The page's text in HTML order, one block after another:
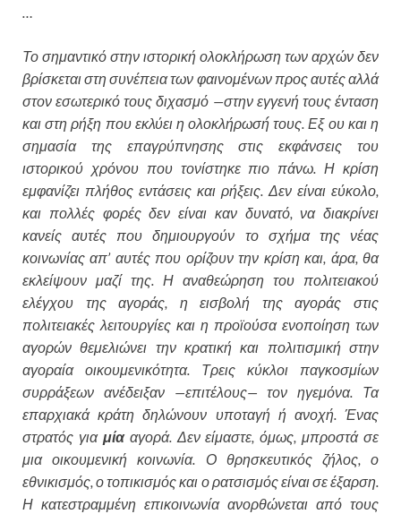
…
Το σημαντικό στην ιστορική ολοκλήρωση των αρχών δεν
βρίσκεται στη συνέπεια των φαινομένων προς αυτές αλλά
στον εσωτερικό τους διχασμό —στην εγγενή τους ένταση
και στη ρήξη που εκλύει η ολοκλήρωσή́ τους. Εξ ου και η
σημασία της επαγρύπνησης στις εκφάνσεις του
ιστορικού χρόνου που τονίστηκε πιο πάνω. Η κρίση
εμφανίζει πλήθος εντάσεις και ρήξεις. Δεν είναι εύκολο,
και πολλές φορές δεν είναι καν δυνατό, να διακρίνει
κανείς αυτές που δημιουργούν το σχήμα της νέας
κοινωνίας απ’ αυτές που ορίζουν την κρίση και, άρα, θα
εκλείψουν μαζί της. Η αναθεώρηση του πολιτειακού
ελέγχου της αγοράς, η εισβολή της αγοράς στις
πολιτειακές λειτουργίες και η προϊούσα ενοποίηση των
αγορών θεμελιώνει την κρατική και πολιτισμική στην
αγοραία οικουμενικότητα. Τρεις κύκλοι παγκοσμίων
συρράξεων ανέδειξαν —επιτέλους— τον ηγεμόνα. Τα
επαρχιακά κράτη δηλώνουν υποταγή ή ανοχή. Ένας
στρατός για μίααγορά. Δεν είμαστε, όμως, μπροστά σε
μια οικουμενική κοινωνία. Ο θρησκευτικός ζήλος, ο
εθνικισμός, ο τοπικισμός και ο ρατσισμός είναι σε έξαρση.
Η κατεστραμμένη επικοινωνία ανορθώνεται από τους